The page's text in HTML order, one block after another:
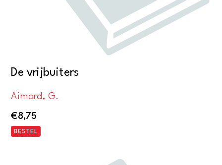
De vrijbuiters
Aimard, G.
€8,75
BESTEL